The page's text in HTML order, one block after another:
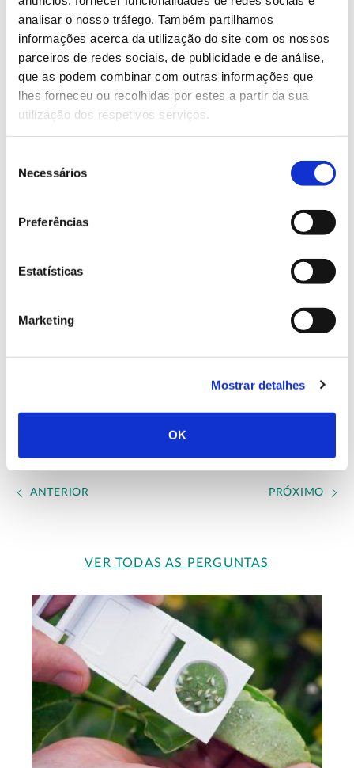
analisar o nosso tráfego. Também partilhamos
informações acerca da utilização do site com os nossos
parceiros de redes sociais, de publicidade e de análise,
que as podem combinar com outras informações que
lhes forneceu ou recolhidas por estes a partir da sua
utilização dos respetivos serviços.
Necessários
Preferências
Estatísticas
Marketing
Mostrar detalhes
OK
A podridão-radicular é causada peloArmillaria mellea
que entra na raiz, causa a sua morte e produz um
líquido amarelo. Os sintomas mais visíveis são o
amarelecimento das folhas, a diminuição da
produção de fruto e do seu tamanho, e a morte dos
ramos.
A doença da tinta-da-nogueira resulta da instalação
cactorume
nas raízes das
chegar ao tronco, assim como causar a morte das
raízes. As partes atacadas apodrecem e ficam negras,
sintomas são a queda prematura de folhas, a morte
da extremidade dos ramos e a alteração dos frutos,
que ficam pequenos e deformados. A doença-da-
tinta é comum a outras espécies, como o
ANTERIOR PRÓXIMO
VER TODAS AS PERGUNTAS